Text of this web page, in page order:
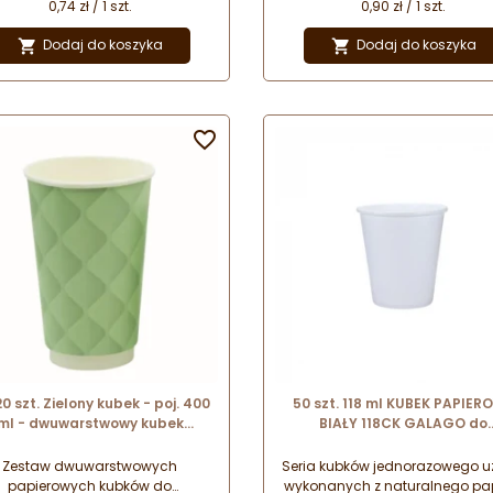
pastelowych odcieniach.
wzór z trójwymiarowym
wizualnym. Wykonane z
recyklingu.
0,74 zł / 1 szt.
 Dodaj do koszyka
pastelowych odcieniach.
Oryginalny wzór z
efektem wizualnym.
recyklingu.
0,90 zł / 1 szt.
 Dodaj do koszyka
szt. Zielony kubek - poj. 400
- dwuwarstwowy kubek
śr. 90 mm x wys. 133 mm
Zestaw dwuwarstwowych
papierowych kubków do

50 szt. 118 ml KUBEK
BIAŁY 118CK GALAGO do
Seria kubków jednorazowego
wykonanych z naturalnego